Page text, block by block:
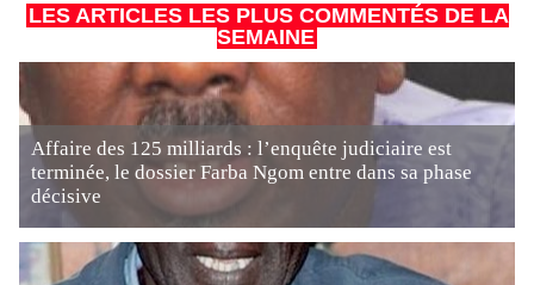
LES ARTICLES LES PLUS COMMENTÉS DE LA
SEMAINE
Affaire des 125 milliards : l’enquête judiciaire est
terminée, le dossier Farba Ngom entre dans sa phase
décisive